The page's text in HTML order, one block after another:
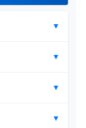
▼
▼
▼
▼